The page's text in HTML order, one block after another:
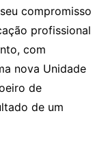
compromisso
profissional
com
nova Unidade
de
de um